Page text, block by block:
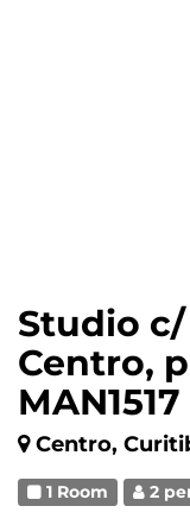
Studio
Centro,
MAN1517
Centro,
1 Room 2